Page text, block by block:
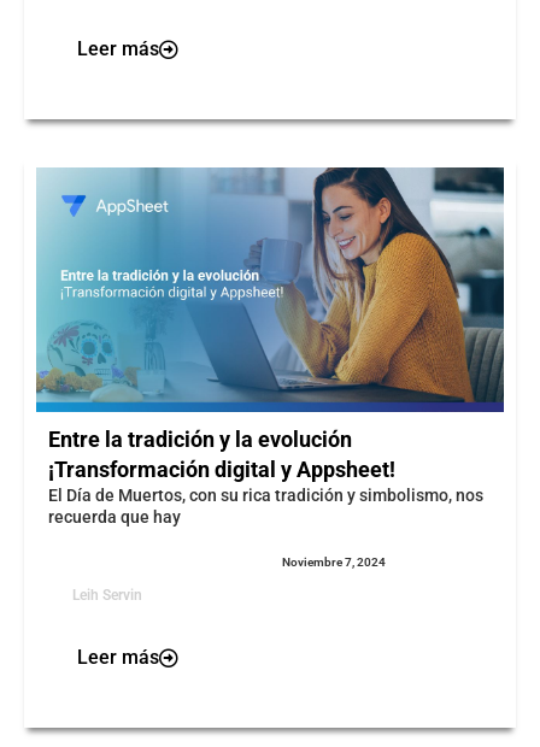
Leer más
Entre la tradición y la evolución
¡Transformación digital y Appsheet!
El Día de Muertos, con su rica tradición y simbolismo, nos
recuerda que hay
Leih Servin
Noviembre 7, 2024
Leer más